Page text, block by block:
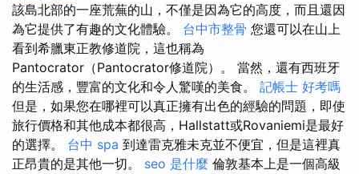
該島北部的一座荒蕪的山，不僅是因為它的高度，而且還因
為它提供了有趣的文化體驗。 台中市整骨 您還可以在山上
看到希臘東正教修道院，這也稱為
Pantocrator（Pantocrator修道院）。 當然，還有西班牙
的生活感，豐富的文化和令人驚嘆的美食。 記帳士 好考嗎
但是，如果您在哪裡可以真正擁有出色的經驗的問題，即使
旅行價格和其他成本都很高，Hallstatt或Rovaniemi是最好
的選擇。 台中 spa 到達雷克雅未克並不便宜，但是這裡真
正昂貴的是其他一切。 seo 是什麼 倫敦基本上是一個高級